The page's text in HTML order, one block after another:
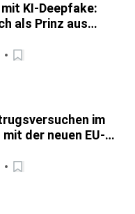
KI-Deepfake:
als Prinz aus
Ersparnisse
im
der neuen EU-